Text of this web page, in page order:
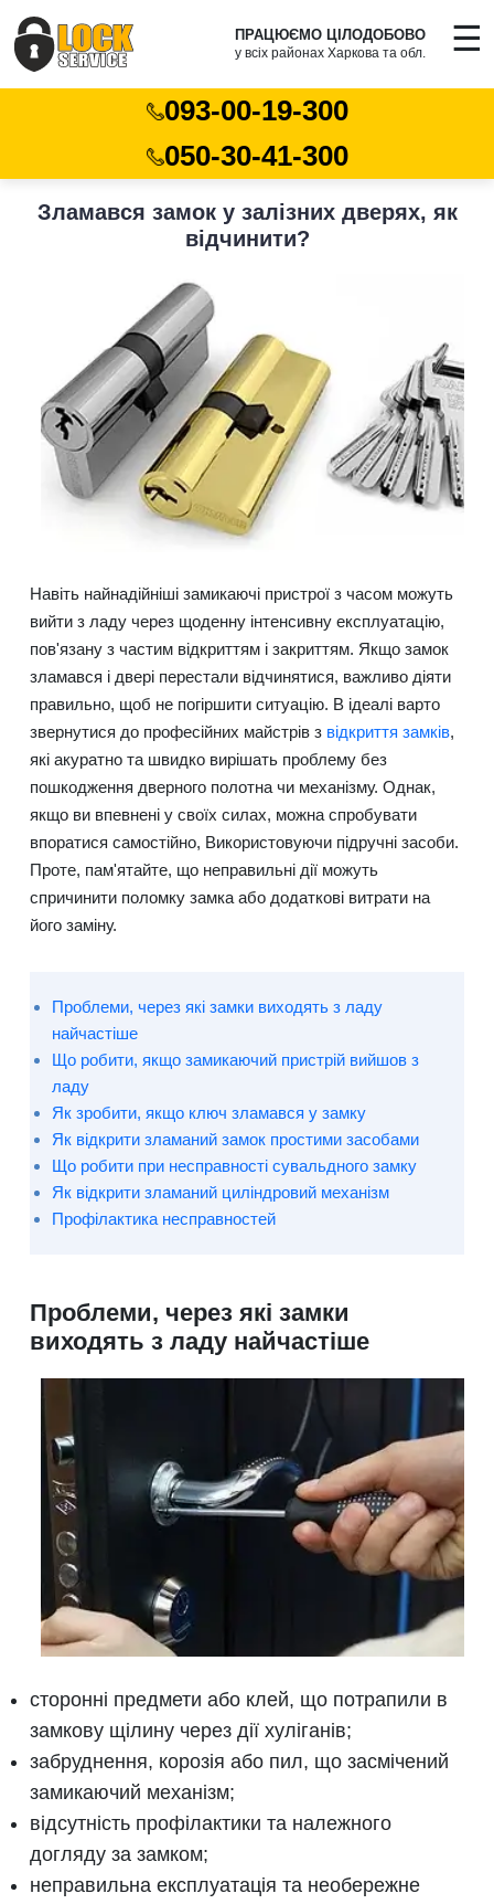
ПРАЦЮЄМО ЦІЛОДОБОВО
у всіх районах Харкова та обл. ☰
093-00-19-300
050-30-41-300
Зламався замок у залізних дверях, як
відчинити?
Навіть найнадійніші замикаючі пристрої з часом можуть
вийти з ладу через щоденну інтенсивну експлуатацію,
пов'язану з частим відкриттям і закриттям. Якщо замок
зламався і двері перестали відчинятися, важливо діяти
правильно, щоб не погіршити ситуацію. В ідеалі варто
звернутися до професійних майстрів з відкриття замків,
які акуратно та швидко вирішать проблему без
пошкодження дверного полотна чи механізму. Однак,
якщо ви впевнені у своїх силах, можна спробувати
впоратися самостійно, Використовуючи підручні засоби.
Проте, пам'ятайте, що неправильні дії можуть
спричинити поломку замка або додаткові витрати на
його заміну.
Проблеми, через які замки виходять з ладу
найчастіше
Що робити, якщо замикаючий пристрій вийшов з
ладу
Як зробити, якщо ключ зламався у замку
Як відкрити зламаний замок простими засобами
Що робити при несправності сувальдного замку
Як відкрити зламаний циліндровий механізм
Профілактика несправностей
Проблеми, через які замки
виходять з ладу найчастіше
сторонні предмети або клей, що потрапили в
замкову щілину через дії хуліганів;
забруднення, корозія або пил, що засмічений
замикаючий механізм;
відсутність профілактики та належного
догляду за замком;
неправильна експлуатація та необережне